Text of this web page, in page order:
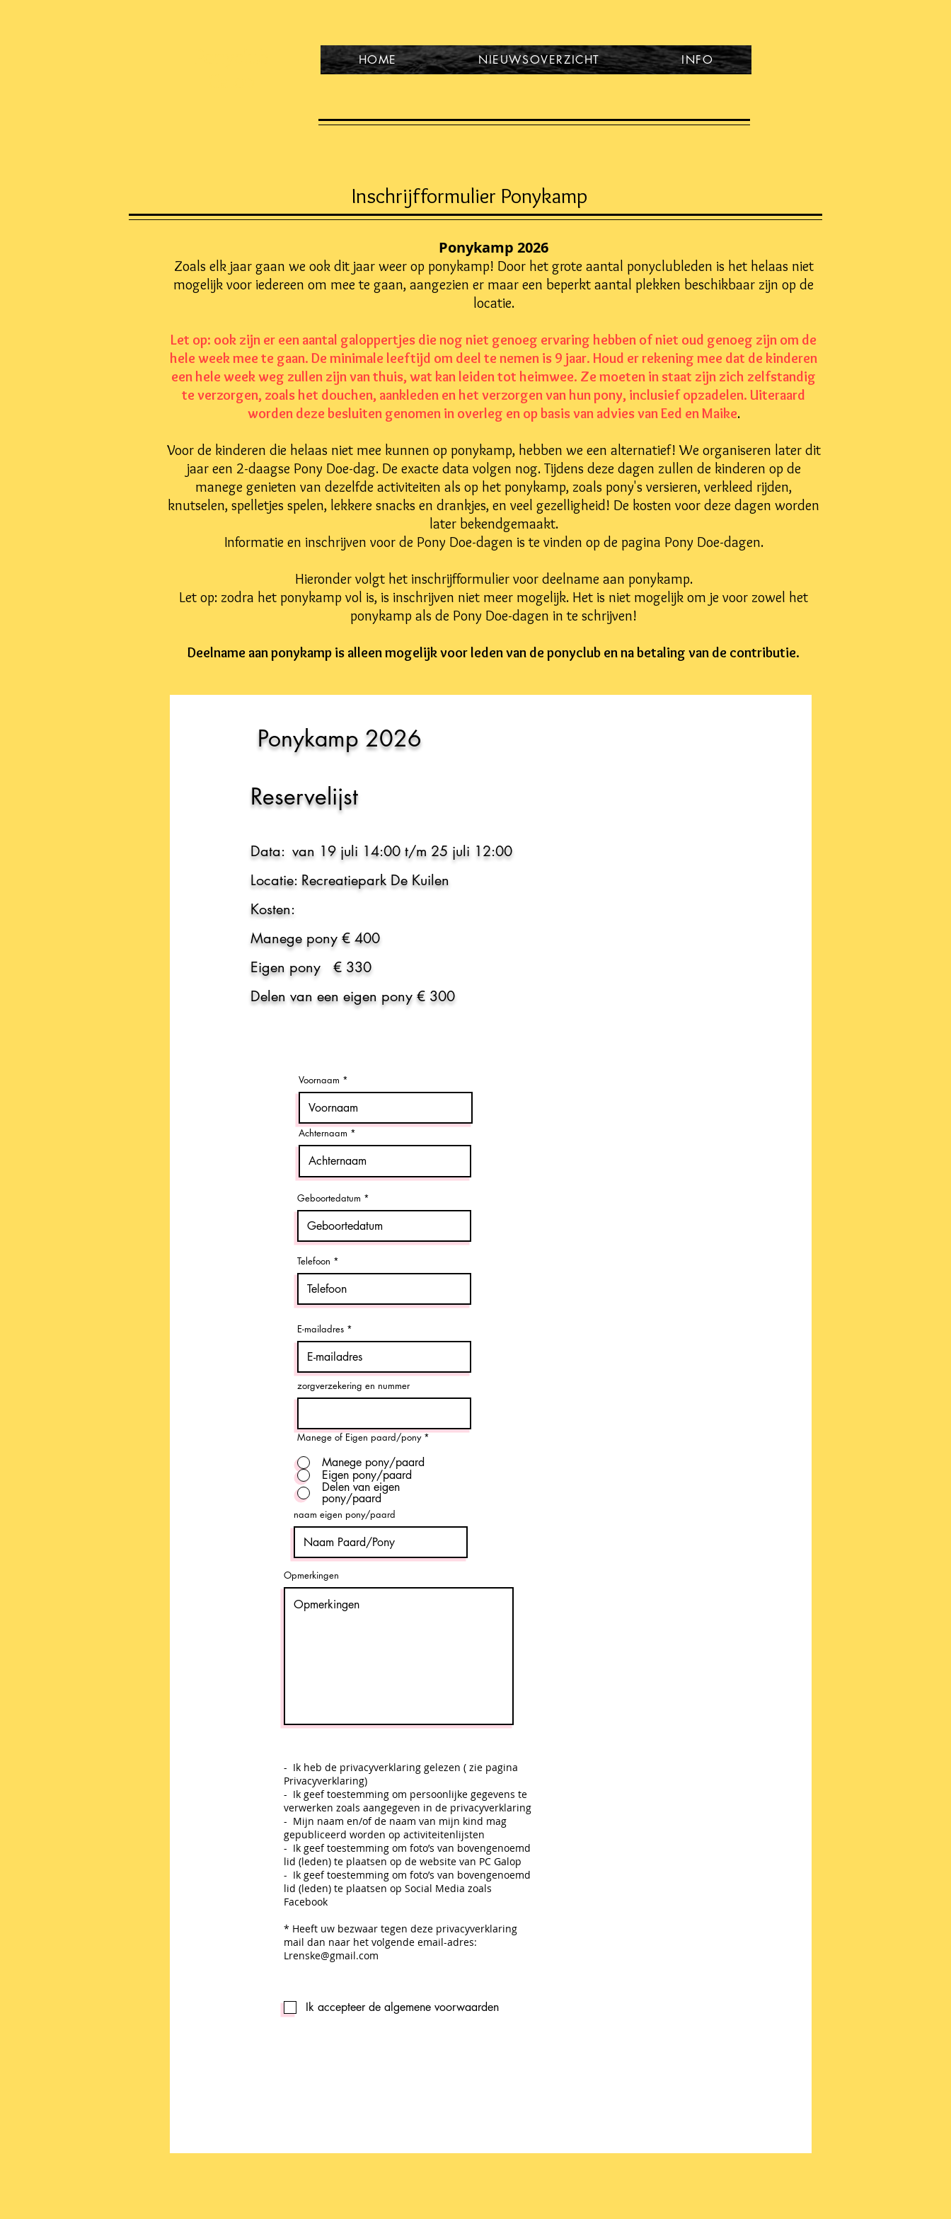
HOME NIEUWSOVERZICHT INFO
Inschrijfformulier Ponykamp
Ponykamp 2026
Zoals elk jaar gaan we ook dit jaar weer op ponykamp! Door het grote aantal ponyclubleden is het helaas niet
mogelijk voor iedereen om mee te gaan, aangezien er maar een beperkt aantal plekken beschikbaar zijn op de
locatie.
Let op: ook zijn er een aantal galoppertjes die nog niet genoeg ervaring hebben of niet oud genoeg zijn om de
hele week mee te gaan. De minimale leeftijd om deel te nemen is 9 jaar. Houd er rekening mee dat de kinderen
een hele week weg zullen zijn van thuis, wat kan leiden tot heimwee. Ze moeten in staat zijn zich zelfstandig
te verzorgen, zoals het douchen, aankleden en het verzorgen van hun pony, inclusief opzadelen. Uiteraard
worden deze besluiten genomen in overleg en op basis van advies van Eed en Maike.
Voor de kinderen die helaas niet mee kunnen op ponykamp, hebben we een alternatief! We organiseren later dit
jaar een 2-daagse Pony Doe-dag. De exacte data volgen nog. Tijdens deze dagen zullen de kinderen op de
manege genieten van dezelfde activiteiten als op het ponykamp, zoals pony's versieren, verkleed rijden,
knutselen, spelletjes spelen, lekkere snacks en drankjes, en veel gezelligheid! De kosten voor deze dagen worden
later bekendgemaakt.
Informatie en inschrijven voor de Pony Doe-dagen is te vinden op de pagina Pony Doe-dagen.
Hieronder volgt het inschrijfformulier voor deelname aan ponykamp.
Let op: zodra het ponykamp vol is, is inschrijven niet meer mogelijk. Het is niet mogelijk om je voor zowel het
ponykamp als de Pony Doe-dagen in te schrijven!
Deelname aan ponykamp is alleen mogelijk voor leden van de ponyclub en na betaling van de contributie.
Ponykamp 2026
Reservelijst
Data: van 19 juli 14:00 t/m 25 juli 12:00
Locatie: Recreatiepark De Kuilen
Kosten:
Manege pony € 400
Eigen pony € 330
Delen van een eigen pony € 300
Voornaam
Achternaam
Geboortedatum
Telefoon
E-mailadres
zorgverzekering en nummer
Manege of Eigen paard/pony *
Manege pony/paard
Eigen pony/paard
Delen van eigen
pony/paard
naam eigen pony/paard
Opmerkingen
- Ik heb de privacyverklaring gelezen ( zie pagina
Privacyverklaring)
- Ik geef toestemming om persoonlijke gegevens te
verwerken zoals aangegeven in de privacyverklaring
- Mijn naam en/of de naam van mijn kind mag
gepubliceerd worden op activiteitenlijsten
- Ik geef toestemming om foto’s van bovengenoemd
lid (leden) te plaatsen op de website van PC Galop
- Ik geef toestemming om foto’s van bovengenoemd
lid (leden) te plaatsen op Social Media zoals
Facebook
* Heeft uw bezwaar tegen deze privacyverklaring
mail dan naar het volgende email-adres:
Lrenske@gmail.com
Ik accepteer de algemene voorwaarden